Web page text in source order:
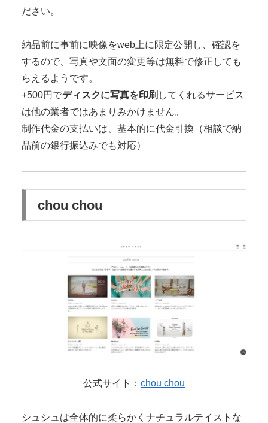
ださい。
納品前に事前に映像をweb上に限定公開し、確認を
するので、写真や文面の変更等は無料で修正しても
らえるようです。
+500円でディスクに写真を印刷 してくれるサービス
は他の業者ではあまりみかけません。
制作代金の支払いは、基本的に代金引換（相談で納
品前の銀行振込みでも対応）
chou chou
公式サイト： chou chou
シュシュは全体的に柔らかくナチュラルテイストな